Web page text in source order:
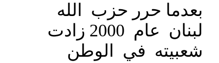
بعدما حرر حزب الله
لبنان عام 2000 زادت
شعبيته في الوطن